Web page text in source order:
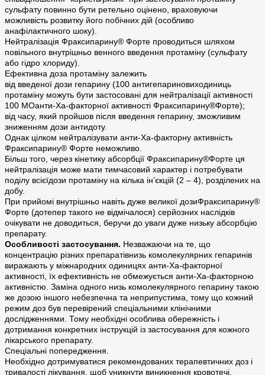
сульфату повинно бути ретельно оцінено, враховуючи
можливість розвитку його побічних дій (особливо
анафілактичного шоку).
Нейтралізація Фраксипарину® Форте проводиться шляхом
повільного внутрішньо венного введення протаміну (сульфату
або гідро хлориду).
Ефективна доза протаміну залежить
від введеної дози гепарину (100 антигепариновиходиниць
протаміну можуть бути застосовані для нейтралізації активності
100 МОанти-Ха-факторної активності Фраксипарину®Форте);
від часу, який пройшов після введення гепарину, зможливим
зниженням дози антидоту.
Однак цілком нейтралізувати анти-Ха-факторну активність
Фраксипарину® Форте неможливо.
Більш того, через кінетику абсорбції Фраксипарину®Форте ця
нейтралізація може мати тимчасовий характер і потребувати
поділу всієїдози протаміну на кілька ін’єкцій (2 – 4), розділених на
добу.
При прийомі внутрішньо навіть дуже великої дозиФраксипарину®
Форте (дотепер такого не відмічалося) серйозних наслідків
очікувати не доводиться, беручи до уваги дуже низьку абсорбцію
препарату.
Особливості застосування. Незважаючи на те, що
концентрацію різних препаратівнизь комолекулярних гепаринів
виражають у міжнародних одиницях анти-Ха-факторної
активності, їх ефективність не обмежується анти-Ха-факторною
активністю. Заміна одного низь комолекулярного гепарину такою
же дозою іншого небезпечна та неприпустима, тому що кожний
режим доз був перевірений спеціальними клінічними
дослідженнями. Тому необхідні особлива обережність і
дотримання конкретних інструкцій із застосування для кожного
лікарського препарату.
Спеціальні попередження.
Необхідно дотримуватися рекомендованих терапевтичних доз і
тривалості лікування, щоб уникнути виникнення кровотечі,